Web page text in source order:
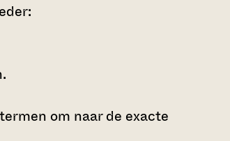
om naar de exacte